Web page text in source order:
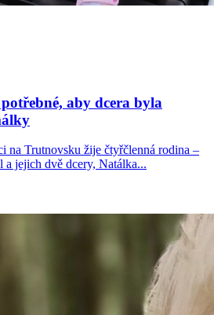
potřebné, aby dcera byla
na Trutnovsku žije čtyřčlenná rodina –
a jejich dvě dcery, Natálka...